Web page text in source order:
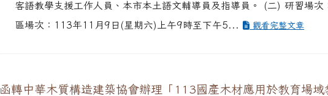
客語教學支援工作人員、本市本土語文輔導員及指導員。 (二) 研習場次
區場次：113年11月9日(星期六)上午9時至下午5...
觀看完整文章
函轉中華木質構造建築協會辦理「113國產木材應用於教育場域